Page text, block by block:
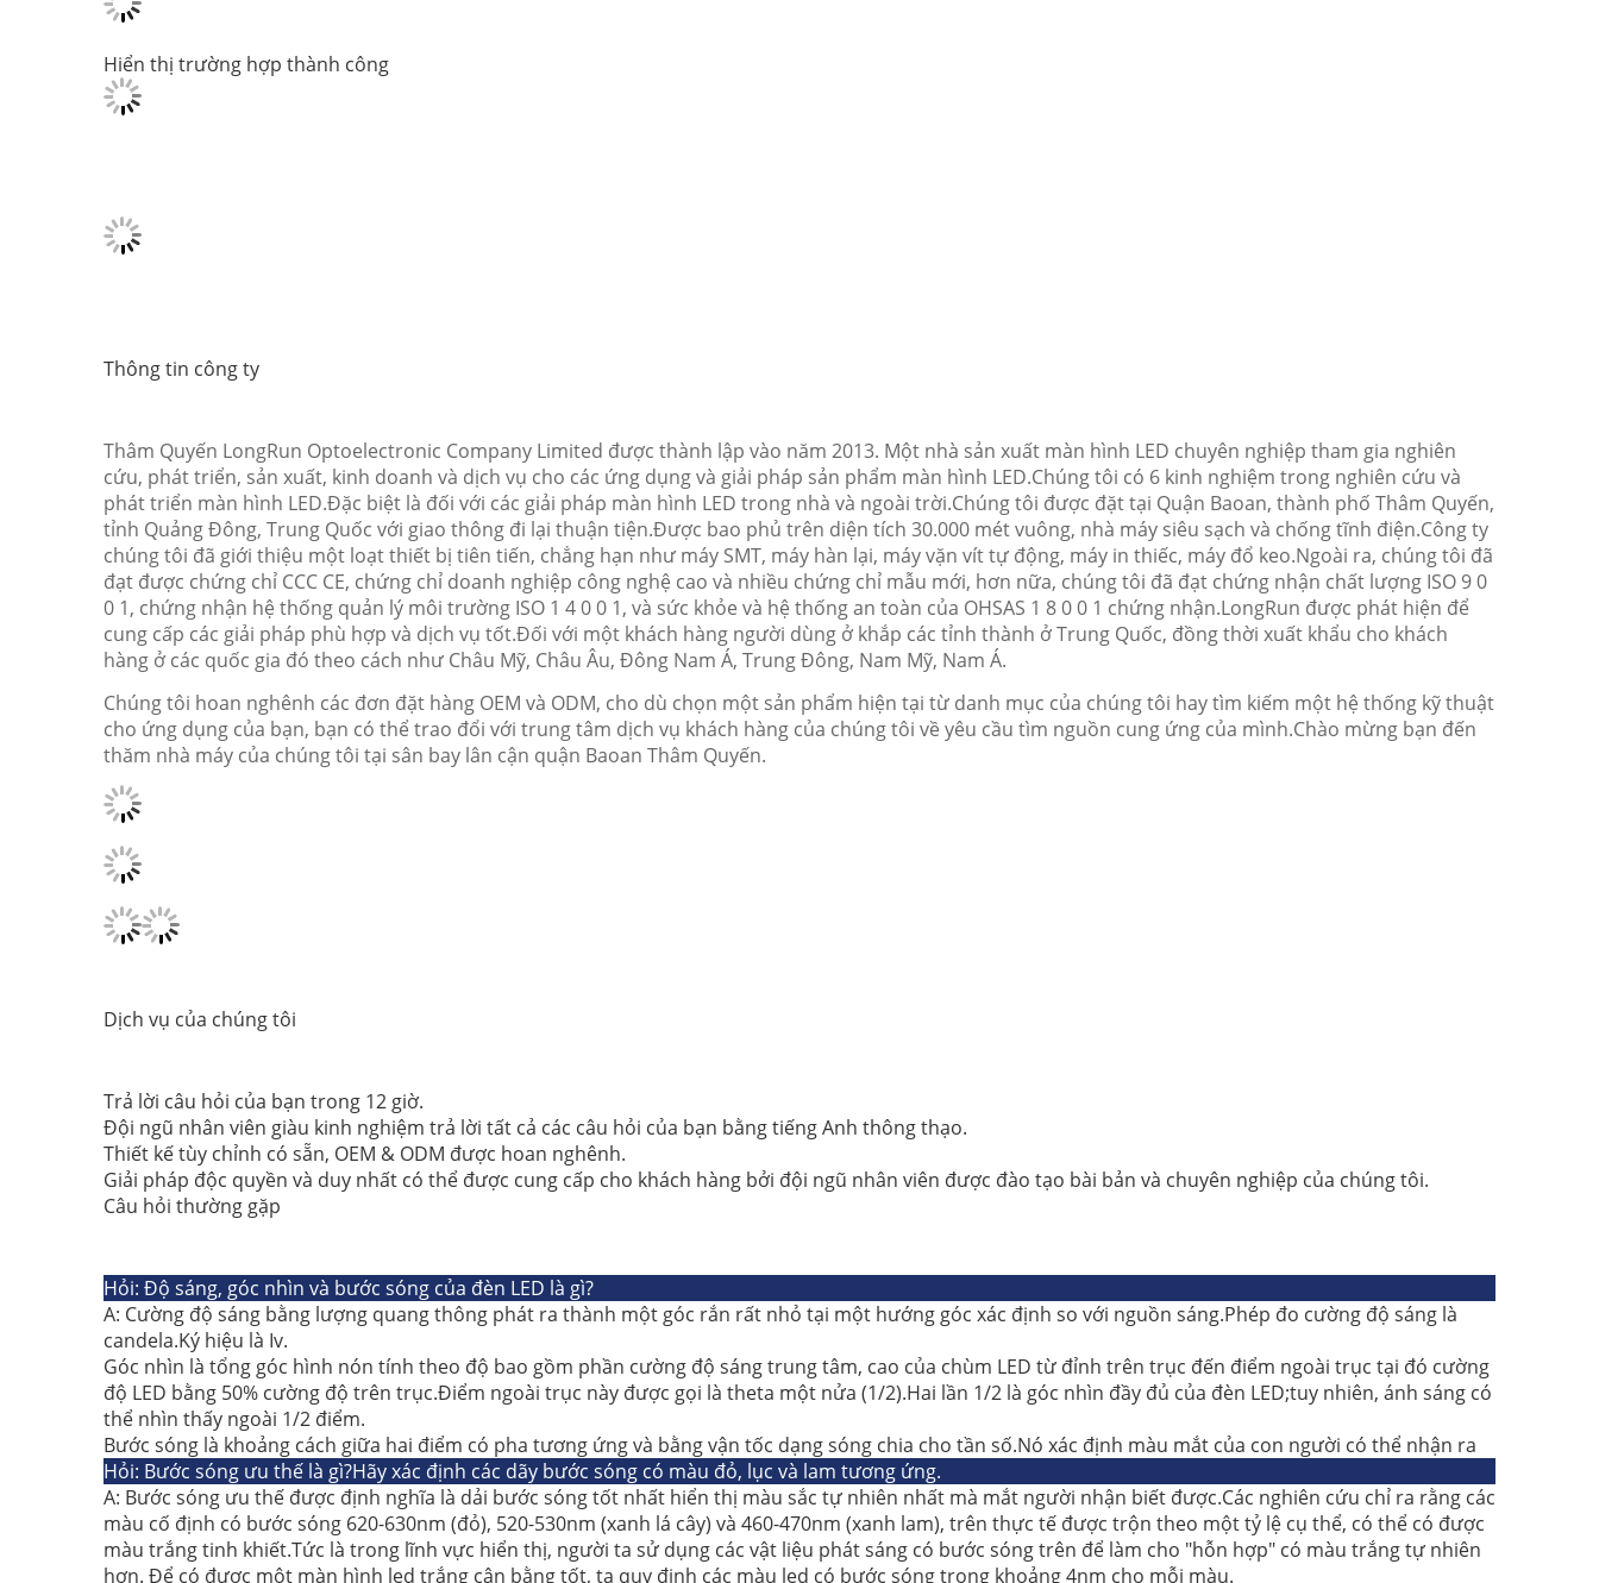
Hiển thị trường hợp thành công
Thông tin công ty
Thâm Quyến LongRun Optoelectronic Company Limited được thành lập vào năm 2013. Một nhà sản xuất màn hình LED chuyên nghiệp tham gia nghiên
cứu, phát triển, sản xuất, kinh doanh và dịch vụ cho các ứng dụng và giải pháp sản phẩm màn hình LED.Chúng tôi có 6 kinh nghiệm trong nghiên cứu và
phát triển màn hình LED.Đặc biệt là đối với các giải pháp màn hình LED trong nhà và ngoài trời.Chúng tôi được đặt tại Quận Baoan, thành phố Thâm Quyến,
tỉnh Quảng Đông, Trung Quốc với giao thông đi lại thuận tiện.Được bao phủ trên diện tích 30.000 mét vuông, nhà máy siêu sạch và chống tĩnh điện.Công ty
chúng tôi đã giới thiệu một loạt thiết bị tiên tiến, chẳng hạn như máy SMT, máy hàn lại, máy vặn vít tự động, máy in thiếc, máy đổ keo.Ngoài ra, chúng tôi đã
đạt được chứng chỉ CCC CE, chứng chỉ doanh nghiệp công nghệ cao và nhiều chứng chỉ mẫu mới, hơn nữa, chúng tôi đã đạt chứng nhận chất lượng ISO 9 0
0 1, chứng nhận hệ thống quản lý môi trường ISO 1 4 0 0 1, và sức khỏe và hệ thống an toàn của OHSAS 1 8 0 0 1 chứng nhận.LongRun được phát hiện để
cung cấp các giải pháp phù hợp và dịch vụ tốt.Đối với một khách hàng người dùng ở khắp các tỉnh thành ở Trung Quốc, đồng thời xuất khẩu cho khách
hàng ở các quốc gia đó theo cách như Châu Mỹ, Châu Âu, Đông Nam Á, Trung Đông, Nam Mỹ, Nam Á.
Chúng tôi hoan nghênh các đơn đặt hàng OEM và ODM, cho dù chọn một sản phẩm hiện tại từ danh mục của chúng tôi hay tìm kiếm một hệ thống kỹ thuật
cho ứng dụng của bạn, bạn có thể trao đổi với trung tâm dịch vụ khách hàng của chúng tôi về yêu cầu tìm nguồn cung ứng của mình.Chào mừng bạn đến
thăm nhà máy của chúng tôi tại sân bay lân cận quận Baoan Thâm Quyến.
Dịch vụ của chúng tôi
Trả lời câu hỏi của bạn trong 12 giờ.
Đội ngũ nhân viên giàu kinh nghiệm trả lời tất cả các câu hỏi của bạn bằng tiếng Anh thông thạo.
Thiết kế tùy chỉnh có sẵn, OEM & ODM được hoan nghênh.
Giải pháp độc quyền và duy nhất có thể được cung cấp cho khách hàng bởi đội ngũ nhân viên được đào tạo bài bản và chuyên nghiệp của chúng tôi.
Câu hỏi thường gặp
Hỏi: Độ sáng, góc nhìn và bước sóng của đèn LED là gì?
A: Cường độ sáng bằng lượng quang thông phát ra thành một góc rắn rất nhỏ tại một hướng góc xác định so với nguồn sáng.Phép đo cường độ sáng là
candela.Ký hiệu là Iv.
Góc nhìn là tổng góc hình nón tính theo độ bao gồm phần cường độ sáng trung tâm, cao của chùm LED từ đỉnh trên trục đến điểm ngoài trục tại đó cường
độ LED bằng 50% cường độ trên trục.Điểm ngoài trục này được gọi là theta một nửa (1/2).Hai lần 1/2 là góc nhìn đầy đủ của đèn LED;tuy nhiên, ánh sáng có
thể nhìn thấy ngoài 1/2 điểm.
Bước sóng là khoảng cách giữa hai điểm có pha tương ứng và bằng vận tốc dạng sóng chia cho tần số.Nó xác định màu mắt của con người có thể nhận ra
Hỏi: Bước sóng ưu thế là gì?Hãy xác định các dãy bước sóng có màu đỏ, lục và lam tương ứng.
A: Bước sóng ưu thế được định nghĩa là dải bước sóng tốt nhất hiển thị màu sắc tự nhiên nhất mà mắt người nhận biết được.Các nghiên cứu chỉ ra rằng các
màu cố định có bước sóng 620-630nm (đỏ), 520-530nm (xanh lá cây) và 460-470nm (xanh lam), trên thực tế được trộn theo một tỷ lệ cụ thể, có thể có được
màu trắng tinh khiết.Tức là trong lĩnh vực hiển thị, người ta sử dụng các vật liệu phát sáng có bước sóng trên để làm cho "hỗn hợp" có màu trắng tự nhiên
hơn. Để có được một màn hình led trắng cân bằng tốt, ta quy định các màu led có bước sóng trong khoảng 4nm cho mỗi màu.